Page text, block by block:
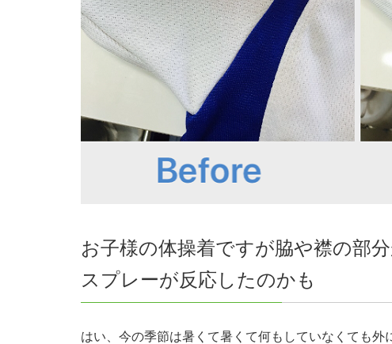
お子様の体操着ですが脇や襟の部
スプレーが反応したのかも
はい、今の季節は暑くて暑くて何もしていなくても外